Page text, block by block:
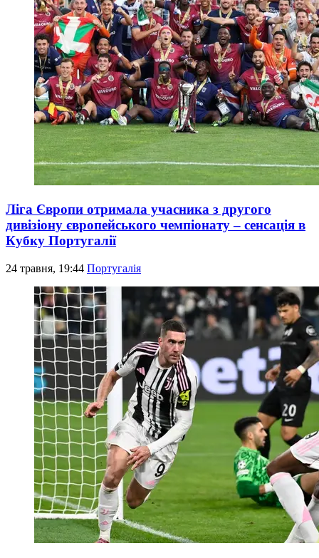
Ліга Європи отримала учасника з другого
дивізіону європейського чемпіонату – сенсація в
Кубку Португалії
24 травня, 19:44 Португалія